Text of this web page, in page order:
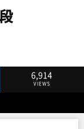
6,914
VIEWS